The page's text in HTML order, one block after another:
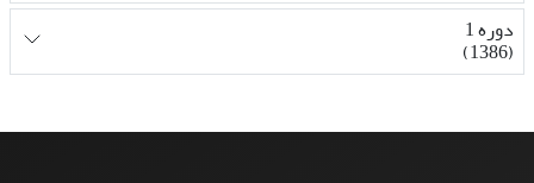
دوره 1
(1386)